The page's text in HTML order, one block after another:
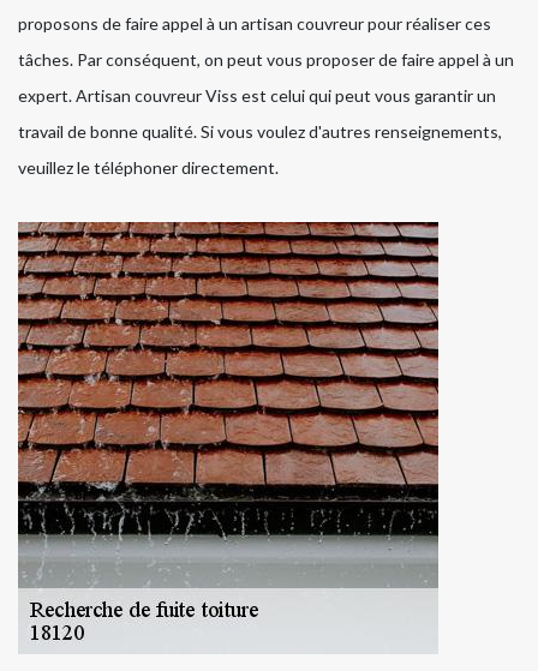
proposons de faire appel à un artisan couvreur pour réaliser ces
tâches. Par conséquent, on peut vous proposer de faire appel à un
expert. Artisan couvreur Viss est celui qui peut vous garantir un
travail de bonne qualité. Si vous voulez d'autres renseignements,
veuillez le téléphoner directement.